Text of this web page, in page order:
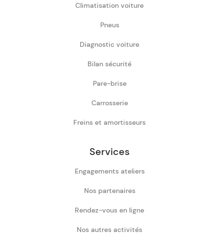
Climatisation voiture
Pneus
Diagnostic voiture
Bilan sécurité
Pare-brise
Carrosserie
Freins et amortisseurs
Services
Engagements ateliers
Nos partenaires
Rendez-vous en ligne
Nos autres activités